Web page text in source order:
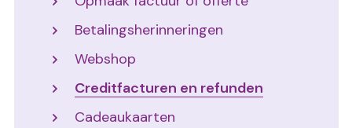
Betalingsherinneringen
Webshop
Creditfacturen en refunden
Cadeaukaarten